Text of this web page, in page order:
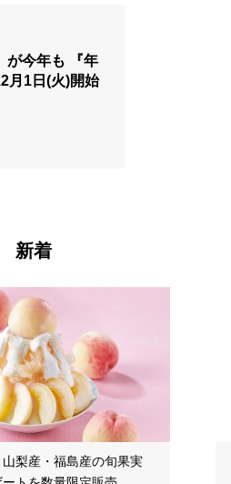
が今年も 『年
月1日(火)開始
新着
山梨産・福島産の旬果実